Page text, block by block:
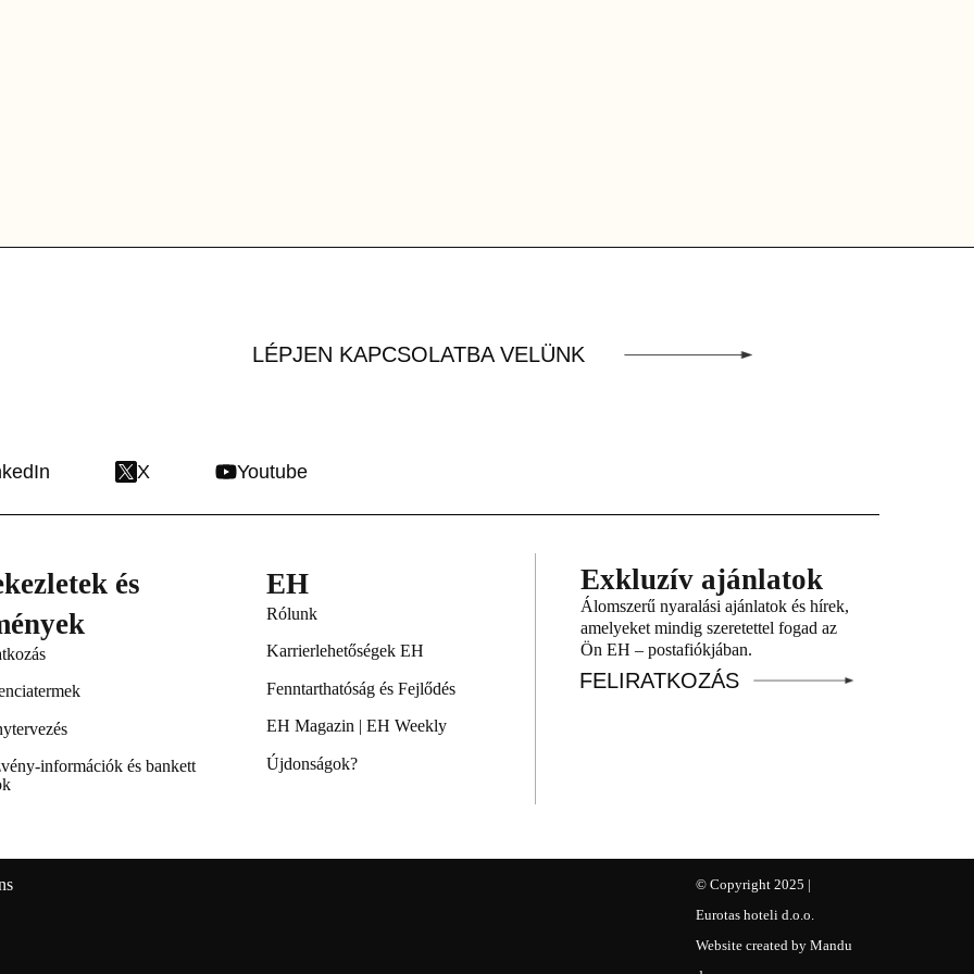
LÉPJEN KAPCSOLATBA VELÜNK
X Youtube
és
és bankett
EH
Rólunk
Karrierlehetőségek EH
Fenntarthatóság és Fejlődés
EH Magazin | EH Weekly
Újdonságok?
Exkluzív ajánlatok
Álomszerű nyaralási ajánlatok és hírek,
amelyeket mindig szeretettel fogad az
Ön EH – postafiókjában.
FELIRATKOZÁS
© Copyright 2025 |
Eurotas hoteli d.o.o.
Website created by Mandu